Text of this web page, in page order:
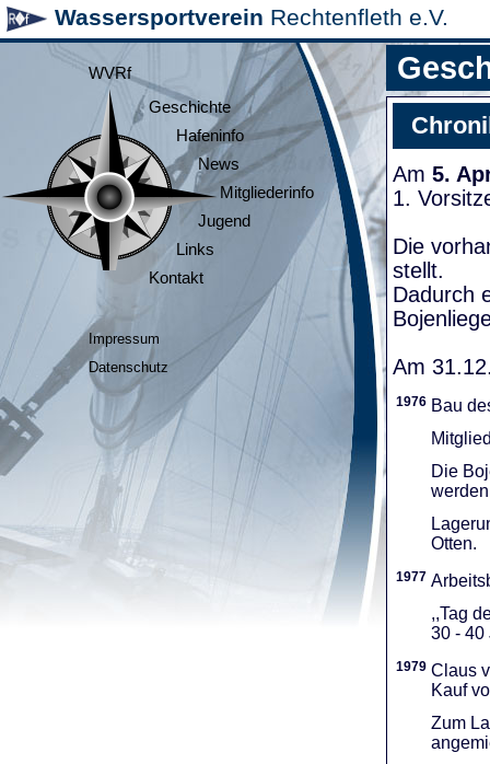
Wassersportverein Rechtenfleth e.V.
WVRf
Geschichte
Hafeninfo
News
Mitgliederinfo
Jugend
Links
Kontakt
Impressum
Datenschutz
Am 5.
1.
Die
stellt.
Dadurch
Am
1976 Bau
Die
Otten.
1977
,,Tag
30 - 40
1979 Claus
Kauf
Zum